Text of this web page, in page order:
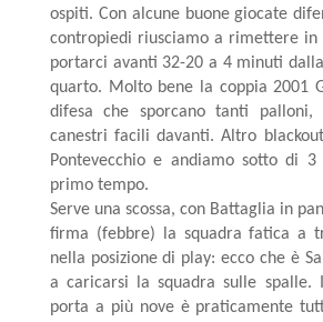
ospiti. Con alcune buone giocate
contropiedi riusciamo a rimettere
portarci avanti 32-20 a 4 minuti
quarto. Molto bene la coppia 2001
difesa che sporcano tanti palloni,
canestri facili davanti. Altro
Pontevecchio e andiamo sotto di 3
primo tempo.
Serve una scossa, con Battaglia in
firma (febbre) la squadra fatica a
nella posizione di play: ecco che è
a caricarsi la squadra sulle spalle.
porta a più nove è praticamente